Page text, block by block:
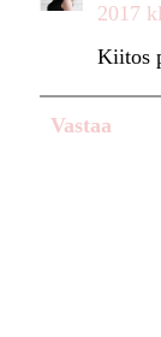
2017
Kiitos
Vastaa